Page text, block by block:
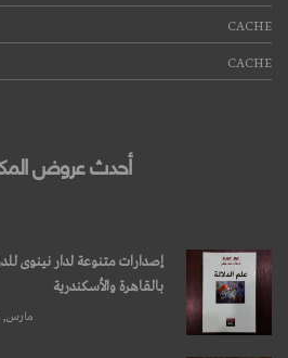
CACHE
CACHE
أحدث عروض
إصدارات متنوعة لدار نينوى
بالقاهرة والأسكندرية
مارس, ۱۲TH, ۲۰۱۹